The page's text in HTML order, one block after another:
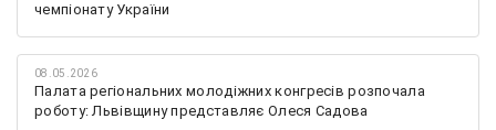
чемпіонату України
08.05.2026
Палата регіональних молодіжних конгресів розпочала
роботу: Львівщину представляє Олеся Садова